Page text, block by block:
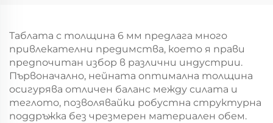
Таблата с толщина 6 мм предлага много
привлекателни предимства, което я прави
предпочитан избор в различни индустрии.
Първоначално, нейната оптимална толщина
осигурява отличен баланс между силата и
теглото, позволявайки робустна структурна
поддръжка без чрезмерен материален обем.